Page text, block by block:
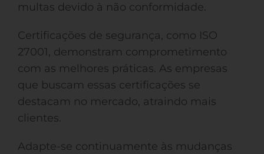
multas devido à não conformidade.
Certificações de segurança, como ISO
27001, demonstram comprometimento
com as melhores práticas. As empresas
que buscam essas certificações se
destacam no mercado, atraindo mais
clientes.
Adapte-se continuamente às mudanças